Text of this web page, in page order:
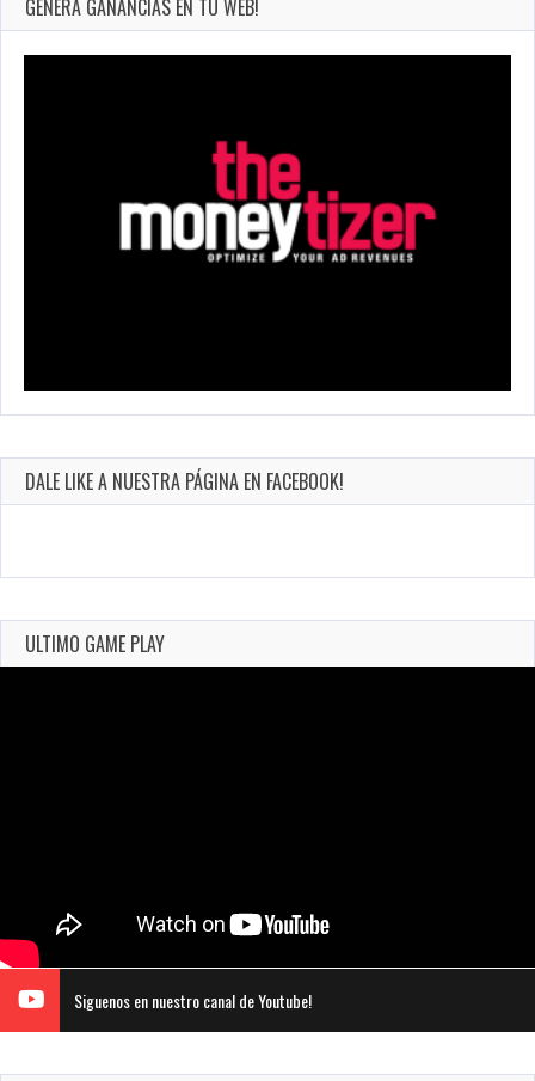
GENERA GANANCIAS EN TU WEB!
DALE LIKE A NUESTRA PÁGINA EN FACEBOOK!
ULTIMO GAME PLAY
Siguenos en nuestro canal de Youtube!